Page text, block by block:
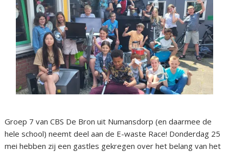
Groep 7 van CBS De Bron uit Numansdorp (en daarmee de
hele school) neemt deel aan de E-waste Race! Donderdag 25
mei hebben zij een gastles gekregen over het belang van het